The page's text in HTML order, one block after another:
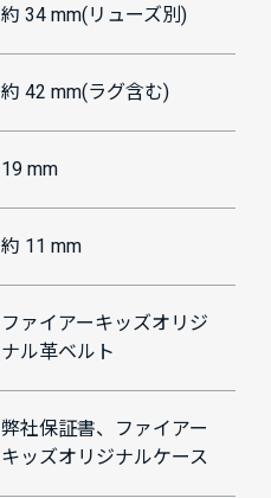
約 34 mm(リューズ別)
約 42 mm(ラグ含む)
19 mm
約 11 mm
ファイアーキッズオリジ
ナル革ベルト
弊社保証書、ファイアー
キッズオリジナルケース